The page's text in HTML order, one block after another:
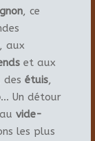
, ce
, aux
et aux
des étuis,
… Un détour
vide-
les plus